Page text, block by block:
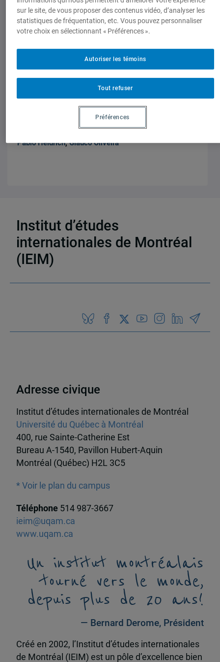
No 05-30. Septembre 2005, 26 septembre 2005,
Pablo Heidrich,Glauco Oliveira
Negociaciones entre MERCOSUR y la
Pablo Heidrich,Glauco Oliveira
3 résultats
Institut d’études
internationales de Montréal
(IEIM)
Adresse civique
Institut d’études internationales de Montréal
Université du Québec à Montréal
400, rue Sainte-Catherine Est
Bureau A-1540, Pavillon Hubert-Aquin
Montréal (Québec) H2L 3C5
* Voir le plan du campus
Téléphone 514 987-3667
ieim@uqam.ca
www.uqam.ca
Un institut montréalais
tourné vers le monde,
depuis plus de 20 ans!
— Bernard Derome, Président
Créé en 2002, l’Institut d’études internationales
de Montréal (IEIM) est un pôle d’excellence bien
sur le site, de vous proposer des contenus vidéo, d’analyser les
statistiques de fréquentation, etc. Vous pouvez personnaliser
votre choix en sélectionnant « Préférences ».
Tout refuser
Autoriser les témoins
Préférences